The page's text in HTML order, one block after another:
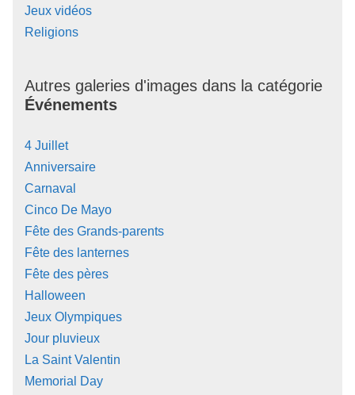
Jeux vidéos
Religions
Autres galeries d'images dans la catégorie
Événements
4 Juillet
Anniversaire
Carnaval
Cinco De Mayo
Fête des Grands-parents
Fête des lanternes
Fête des pères
Halloween
Jeux Olympiques
Jour pluvieux
La Saint Valentin
Memorial Day